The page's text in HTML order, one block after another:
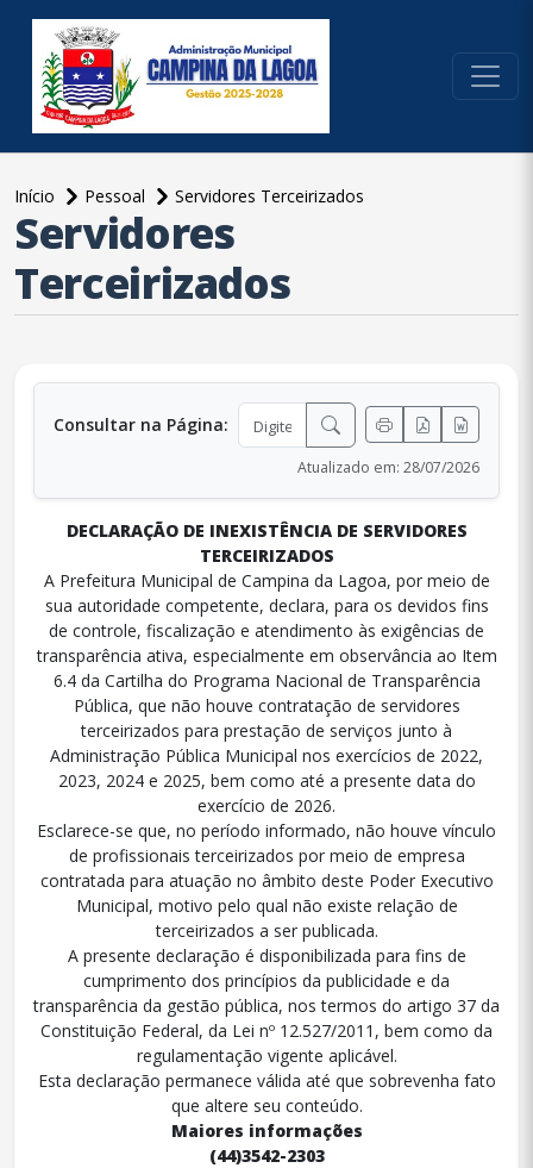
Início Pessoal
Servidores Terceirizados
conteúdo principal
Servidores
Terceirizados
Consultar na Página:
Atualizado em: 28/07/2026
DECLARAÇÃO DE INEXISTÊNCIA DE SERVIDORES
TERCEIRIZADOS
A Prefeitura Municipal de Campina da Lagoa, por meio de
sua autoridade competente, declara, para os devidos fins
de controle, fiscalização e atendimento às exigências de
transparência ativa, especialmente em observância ao Item
6.4 da Cartilha do Programa Nacional de Transparência
Pública, que não houve contratação de servidores
terceirizados para prestação de serviços junto à
Administração Pública Municipal nos exercícios de 2022,
2023, 2024 e 2025, bem como até a presente data do
exercício de 2026.
Esclarece-se que, no período informado, não houve vínculo
de profissionais terceirizados por meio de empresa
contratada para atuação no âmbito deste Poder Executivo
Municipal, motivo pelo qual não existe relação de
terceirizados a ser publicada.
A presente declaração é disponibilizada para fins de
cumprimento dos princípios da publicidade e da
transparência da gestão pública, nos termos do artigo 37 da
Constituição Federal, da Lei nº 12.527/2011, bem como da
regulamentação vigente aplicável.
Esta declaração permanece válida até que sobrevenha fato
que altere seu conteúdo.
Maiores informações
(44)3542-2303